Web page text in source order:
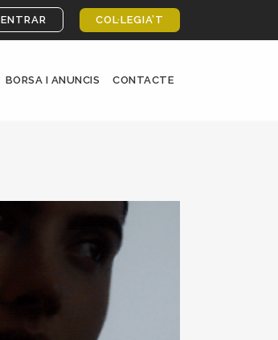
ENTRAR COL·LEGIA’T
BORSA I ANUNCIS CONTACTE